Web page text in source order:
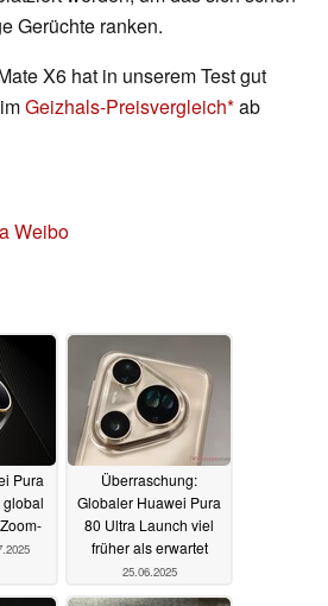
Gerüchte ranken.
X6 hat in unserem Test gut
Geizhals-Preisvergleich ab
Weibo
Pura
global
Überraschung:
Globaler Huawei Pura
80 Ultra Launch viel
früher als erwartet
25.06.2025